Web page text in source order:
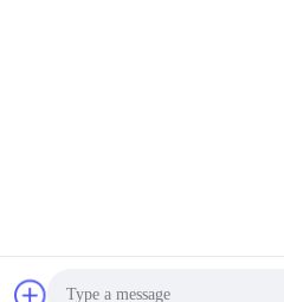
de Copyright 2015-2025 Wuxi FSK